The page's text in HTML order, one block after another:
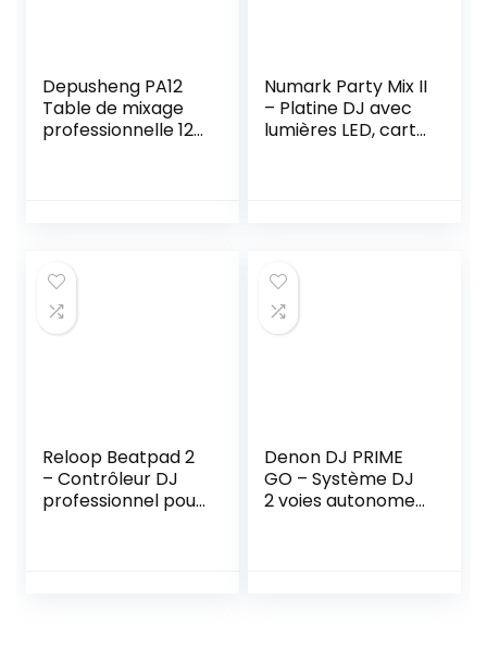
Depusheng PA12
Table de mixage
professionnelle 12
Numark Party Mix II
– Platine DJ avec
lumières LED, carte
Reloop Beatpad 2
– Contrôleur DJ
professionnel pour
Denon DJ PRIME
GO – Système DJ
2 voies autonome